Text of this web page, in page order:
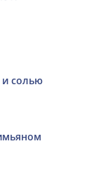
и солью